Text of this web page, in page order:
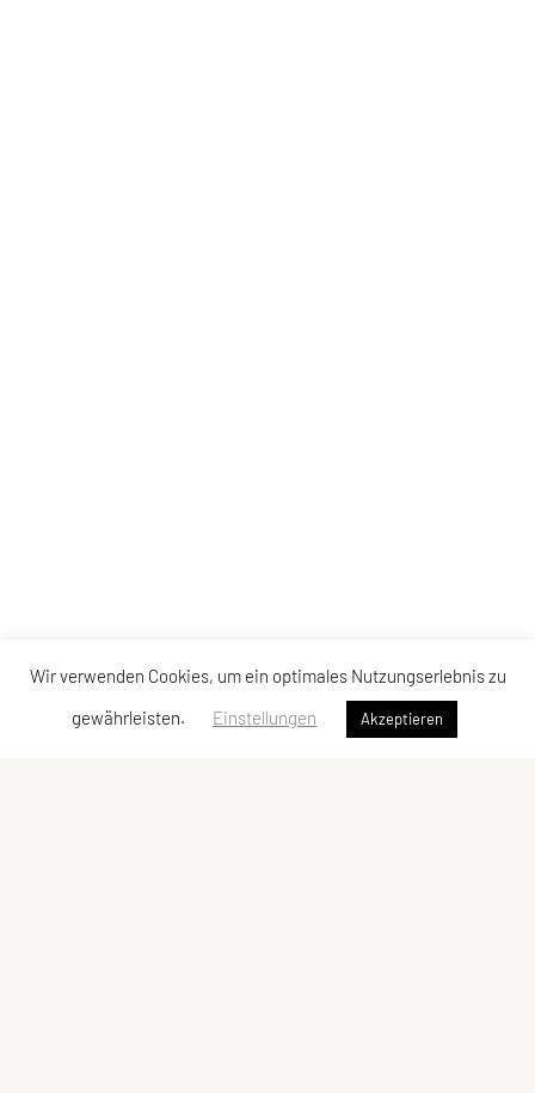
Wir verwenden Cookies, um ein optimales Nutzungserlebnis zu
gewährleisten.
Einstellungen Akzeptieren